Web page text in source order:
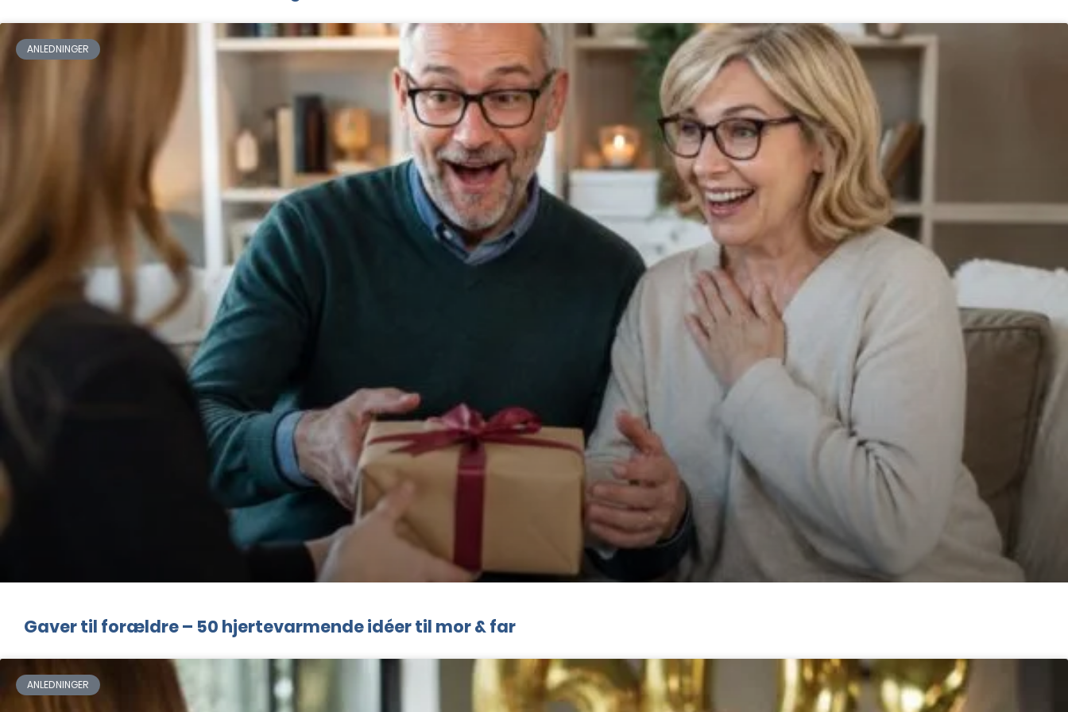
ANLEDNINGER
Gaver til forældre – 50 hjertevarmende idéer til mor & far
ANLEDNINGER